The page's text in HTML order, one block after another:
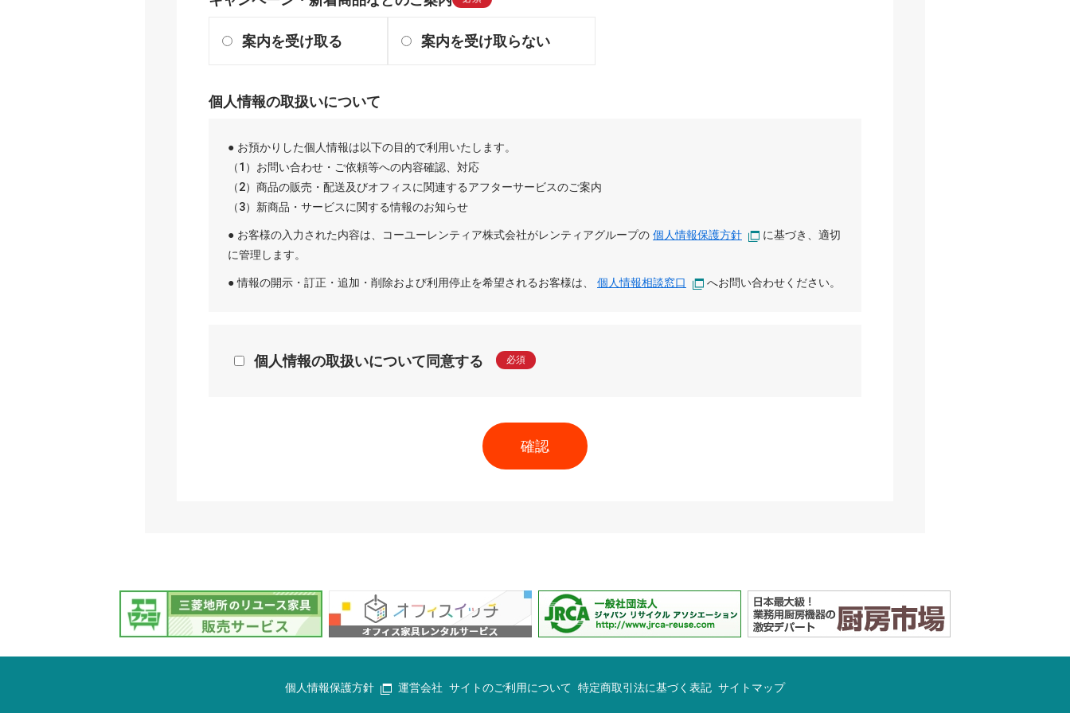
案内を受け取る 案内を受け取らない
個人情報の取扱いについて
● お預かりした個人情報は以下の目的で利用いたします。
（1）お問い合わせ・ご依頼等への内容確認、対応
（2）商品の販売・配送及びオフィスに関連するアフターサービスのご案内
（3）新商品・サービスに関する情報のお知らせ
● お客様の入力された内容は、 コーユーレンティア株式会社がレンティアグループの 個人情報保護方針
に基づき、適切
に管理します。
● 情報の開示・訂正・追加・削除および利用停止を希望されるお客様は、 個人情報相談窓口 へお問い合わせください。
個人情報の取扱いについて同意する 必須
個人情報保護方針 運営会社 サイトのご利用について 特定商取引法に基づく表記 サイトマップ